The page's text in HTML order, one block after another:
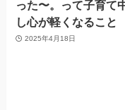
った〜。って子育て
し心が軽くなること
2025年4月18日